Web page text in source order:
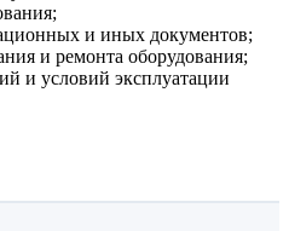
и иных документов;
и ремонта оборудования;
и условий эксплуатации